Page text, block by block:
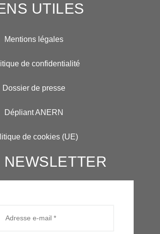
UTILES
Mentions légales
de confidentialité
Dossier de presse
Dépliant ANERN
de cookies (UE)
NEWSLETTER